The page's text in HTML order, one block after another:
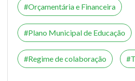
Orçamentária e Financeira
Plano Municipal de Educação
Regime de colaboração